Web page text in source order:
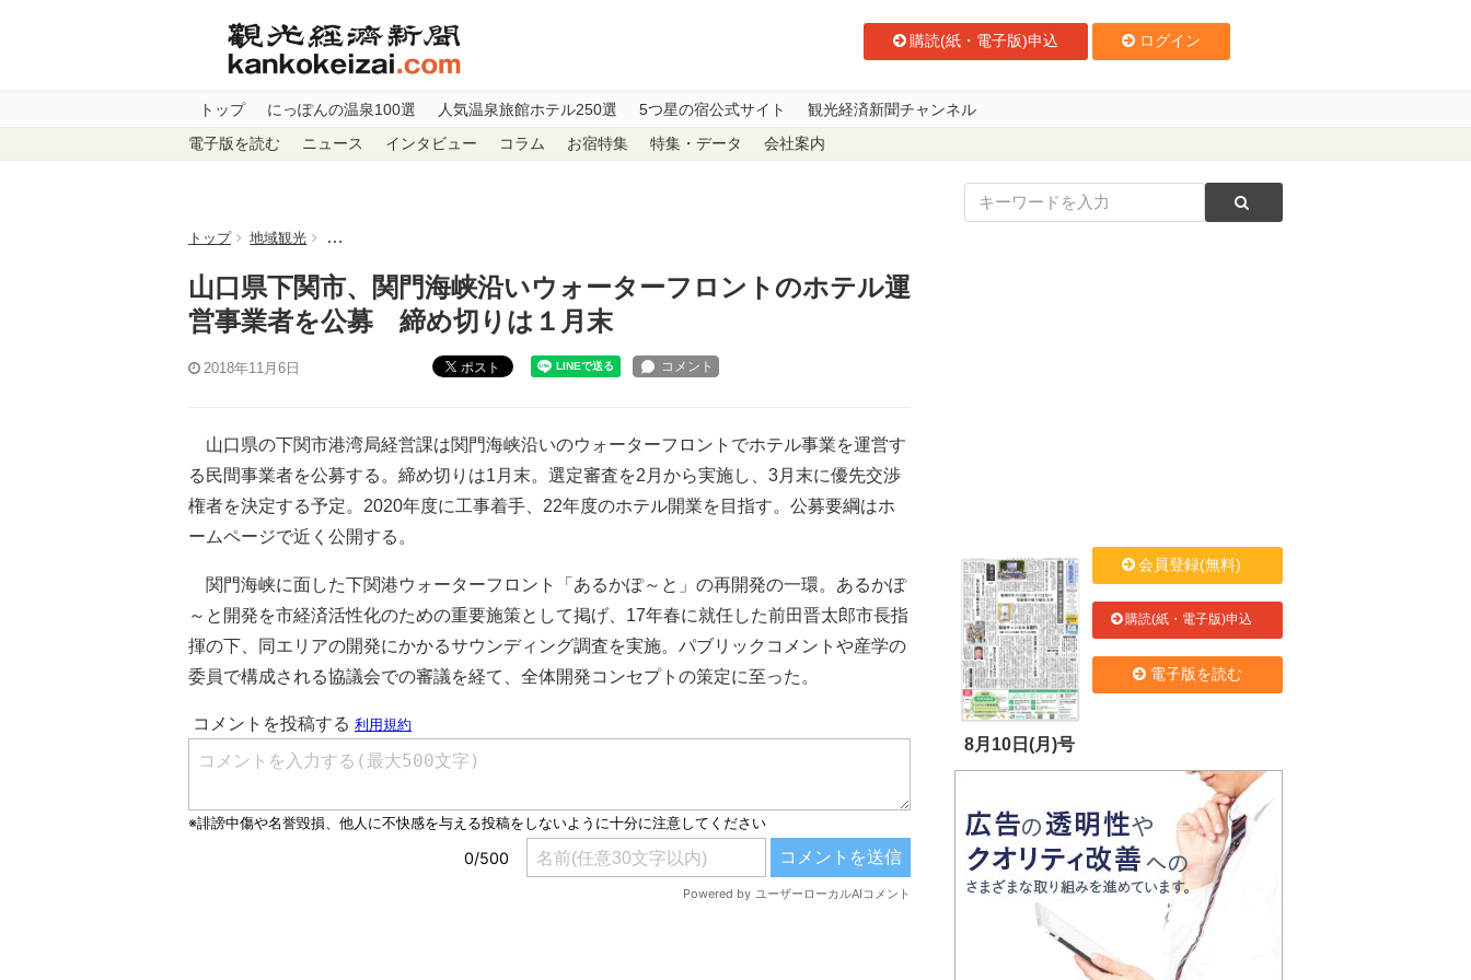
購読(紙・電子版)申込 ログイン
トップ にっぽんの温泉100選 人気温泉旅館ホテル250選 5つ星の宿公式サイト 観光経済新聞チャンネル
電子版を読む ニュース インタビュー コラム お宿特集 特集・データ 会社案内
トップ 地域観光 山口県下関市、関門海峡沿いウォーターフロントのホテル運営事業者を公募 締め切りは１月末
山口県下関市、関門海峡沿いウォーターフロントのホテル運
営事業者を公募 締め切りは１月末
2018年11月6日 ポスト
山口県の下関市港湾局経営課は関門海峡沿いのウォーターフロントでホテル事業を運営す
る民間事業者を公募する。締め切りは1月末。選定審査を2月から実施し、3月末に優先交渉
権者を決定する予定。2020年度に工事着手、22年度のホテル開業を目指す。公募要綱はホ
ームページで近く公開する。
関門海峡に面した下関港ウォーターフロント「あるかぽ～と」の再開発の一環。あるかぽ
～と開発を市経済活性化のための重要施策として掲げ、17年春に就任した前田晋太郎市長指
揮の下、同エリアの開発にかかるサウンディング調査を実施。パブリックコメントや産学の
委員で構成される協議会での審議を経て、全体開発コンセプトの策定に至った。
8月10日(月)号
会員登録(無料)
購読(紙・電子版)申込
電子版を読む